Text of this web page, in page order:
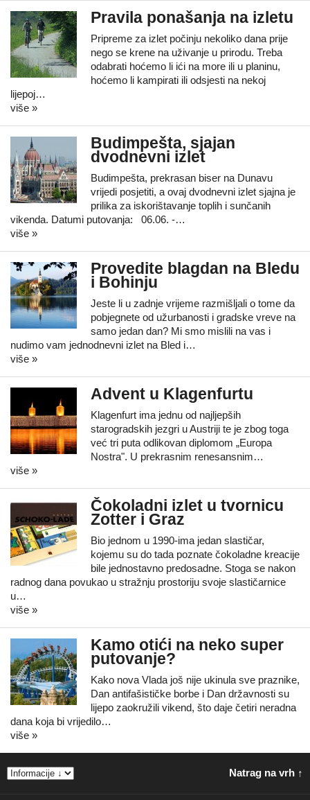
Pravila ponašanja na izletu
Pripreme za izlet počinju nekoliko dana prije
nego se krene na uživanje u prirodu. Treba
odabrati hoćemo li ići na more ili u planinu,
hoćemo li kampirati ili odsjesti na nekoj
lijepoj…
više »
Budimpešta, sjajan
dvodnevni izlet
Budimpešta, prekrasan biser na Dunavu
vrijedi posjetiti, a ovaj dvodnevni izlet sjajna je
prilika za iskorištavanje toplih i sunčanih
vikenda. Datumi putovanja: 06.06. -…
više »
Provedite blagdan na Bledu
i Bohinju
Jeste li u zadnje vrijeme razmišljali o tome da
pobjegnete od užurbanosti i gradske vreve na
samo jedan dan? Mi smo mislili na vas i
nudimo vam jednodnevni izlet na Bled i…
više »
Advent u Klagenfurtu
Klagenfurt ima jednu od najljepših
starogradskih jezgri u Austriji te je zbog toga
već tri puta odlikovan diplomom „Europa
Nostra". U prekrasnim renesansnim…
više »
Čokoladni izlet u tvornicu
Zotter i Graz
Bio jednom u 1990-ima jedan slastičar,
kojemu su do tada poznate čokoladne kreacije
bile jednostavno predosadne. Stoga se nakon
radnog dana povukao u stražnju prostoriju svoje slastičarnice
u…
više »
Kamo otići na neko super
putovanje?
Kako nova Vlada još nije ukinula sve praznike,
Dan antifašističke borbe i Dan državnosti su
lijepo zaokružili vikend, što daje četiri neradna
dana koja bi vrijedilo…
više »
Natrag na vrh ↑